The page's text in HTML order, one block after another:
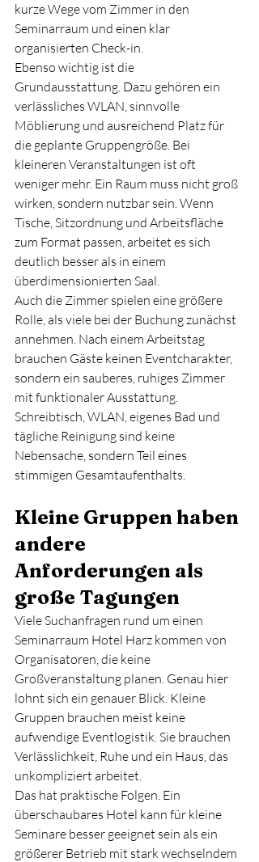
kurze Wege vom Zimmer in den
Seminarraum und einen klar
organisierten Check-in.
Ebenso wichtig ist die
Grundausstattung. Dazu gehören ein
verlässliches WLAN, sinnvolle
Möblierung und ausreichend Platz für
die geplante Gruppengröße. Bei
kleineren Veranstaltungen ist oft
weniger mehr. Ein Raum muss nicht groß
wirken, sondern nutzbar sein. Wenn
Tische, Sitzordnung und Arbeitsfläche
zum Format passen, arbeitet es sich
deutlich besser als in einem
überdimensionierten Saal.
Auch die Zimmer spielen eine größere
Rolle, als viele bei der Buchung zunächst
annehmen. Nach einem Arbeitstag
brauchen Gäste keinen Eventcharakter,
sondern ein sauberes, ruhiges Zimmer
mit funktionaler Ausstattung.
Schreibtisch, WLAN, eigenes Bad und
tägliche Reinigung sind keine
Nebensache, sondern Teil eines
stimmigen Gesamtaufenthalts.
Kleine Gruppen haben
andere
Anforderungen als
große Tagungen
Viele Suchanfragen rund um einen
Seminarraum Hotel Harz kommen von
Organisatoren, die keine
Großveranstaltung planen. Genau hier
lohnt sich ein genauer Blick. Kleine
Gruppen brauchen meist keine
aufwendige Eventlogistik. Sie brauchen
Verlässlichkeit, Ruhe und ein Haus, das
unkompliziert arbeitet.
Das hat praktische Folgen. Ein
überschaubares Hotel kann für kleine
Seminare besser geeignet sein als ein
größerer Betrieb mit stark wechselndem